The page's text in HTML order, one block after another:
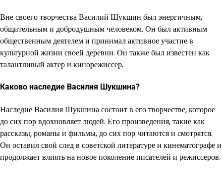
Вне своего творчества Василий Шукшин был энергичным,
общительным и добродушным человеком. Он был активным
общественным деятелем и принимал активное участие в
культурной жизни своей деревни. Он также был известен как
талантливый актер и кинорежиссер.
Каково наследие Василия Шукшина?
Наследие Василия Шукшина состоит в его творчестве, которое
до сих пор вдохновляет людей. Его произведения, такие как
рассказы, романы и фильмы, до сих пор читаются и смотрятся.
Он оставил свой след в советской литературе и кинематографе и
продолжает влиять на новое поколение писателей и режиссеров.